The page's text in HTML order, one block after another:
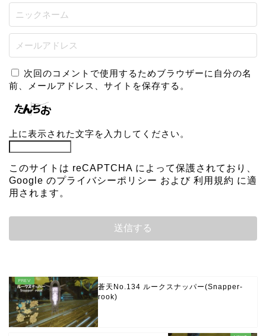
次回のコメントで使用するためブラウザーに自分の名
前、メールアドレス、サイトを保存する。
上に表示された文字を入力してください。
このサイトは reCAPTCHA によって保護されており、
Google のプライバシーポリシー および 利用規約 に適
用されます。
蒼天No.134 ルークスナッパー(Snapper-
rook)